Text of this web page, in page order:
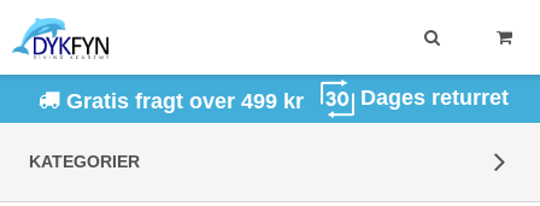
Gratis fragt over 499 kr Dages returret
KATEGORIER